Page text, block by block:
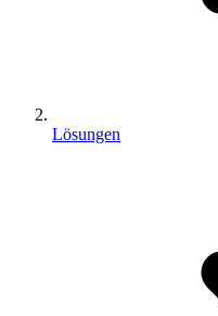
Lösungen